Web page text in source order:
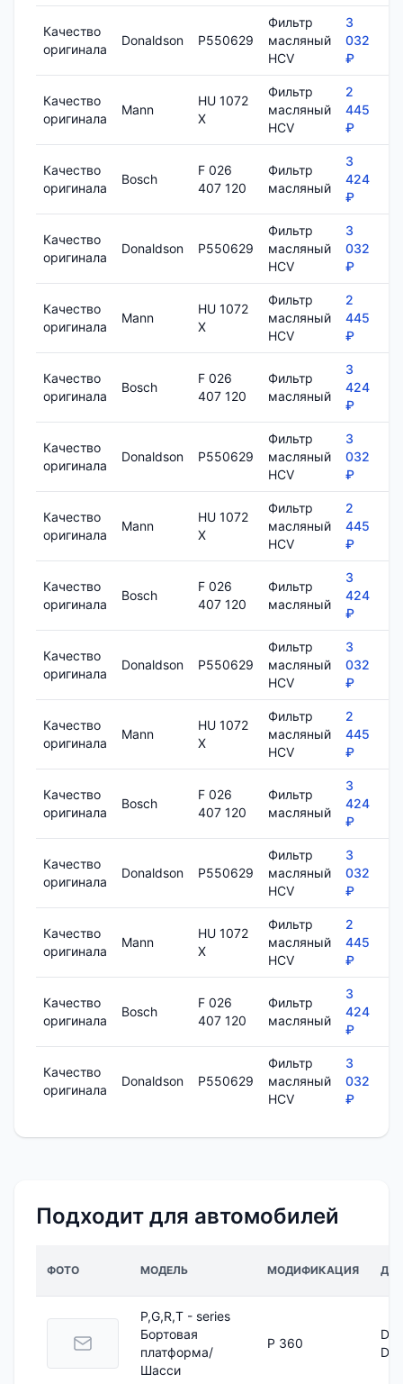
Качество
оригинала
Donaldson P550629
Фильтр
масляный
HCV
3
032
₽
Качество
оригинала
Mann
HU 1072
X
Фильтр
масляный
HCV
2
445
₽
Качество
оригинала
Bosch
F 026
407 120
Фильтр
масляный
3
424
₽
Качество
оригинала
Donaldson P550629
Фильтр
масляный
HCV
3
032
₽
Качество
оригинала
Mann
HU 1072
X
Фильтр
масляный
HCV
2
445
₽
Качество
оригинала
Bosch
F 026
407 120
Фильтр
масляный
3
424
₽
Качество
оригинала
Donaldson P550629
Фильтр
масляный
HCV
3
032
₽
Качество
оригинала
Mann
HU 1072
X
Фильтр
масляный
HCV
2
445
₽
Качество
оригинала
Bosch
F 026
407 120
Фильтр
масляный
3
424
₽
Качество
оригинала
Donaldson P550629
Фильтр
масляный
HCV
3
032
₽
Качество
оригинала
Mann
HU 1072
X
Фильтр
масляный
HCV
2
445
₽
Качество
оригинала
Bosch
F 026
407 120
Фильтр
масляный
3
424
₽
Качество
оригинала
Donaldson P550629
Фильтр
масляный
HCV
3
032
₽
Качество
оригинала
Mann
HU 1072
X
Фильтр
масляный
HCV
2
445
₽
Качество
оригинала
Bosch
F 026
407 120
Фильтр
масляный
3
424
₽
Качество
оригинала
Donaldson P550629
Фильтр
масляный
HCV
3
032
₽
Подходит для автомобилей
ФОТО МОДЕЛЬ МОДИФИКАЦИЯ
P,G,R,T - series
Бортовая
платформа/
Шасси
P 360
DC
DC